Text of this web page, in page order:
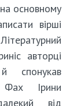
основному
вірші
авторці
спонукав
Фах Ірини
від